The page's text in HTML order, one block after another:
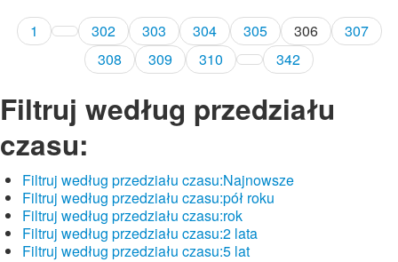
1 302 303 304 305 306
307
308
309 310 342
Filtruj według przedziału
czasu:
Filtruj według przedziału czasu:Najnowsze
Filtruj według przedziału czasu:pół roku
Filtruj według przedziału czasu:rok
Filtruj według przedziału czasu:2 lata
Filtruj według przedziału czasu:5 lat